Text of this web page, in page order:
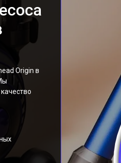
Origin в